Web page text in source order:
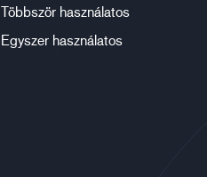
Többször használatos
Egyszer használatos